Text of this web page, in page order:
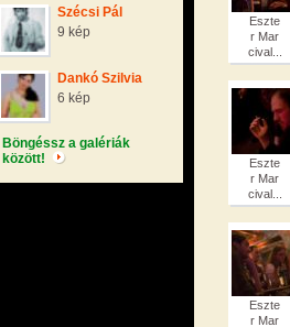
Szécsi Pál
9 kép
Dankó Szilvia
6 kép
Böngéssz a galériák
között!
Eszte
r Mar
cival...
Eszte
r Mar
cival...
Eszte
r Mar